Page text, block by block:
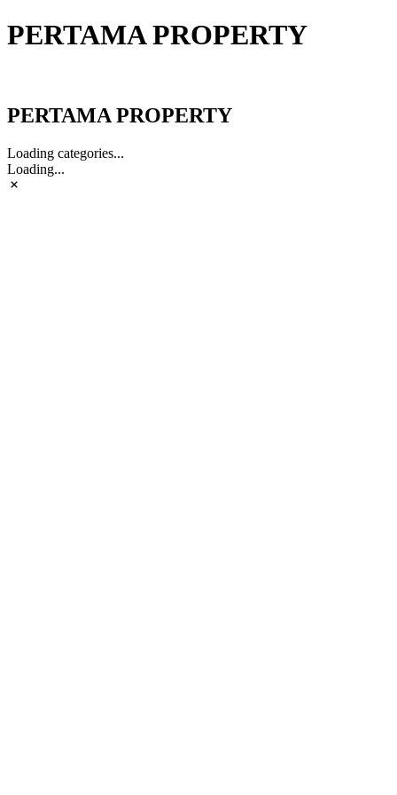
PERTAMA PROPERTY
PERTAMA PROPERTY
Loading categories...
Loading...